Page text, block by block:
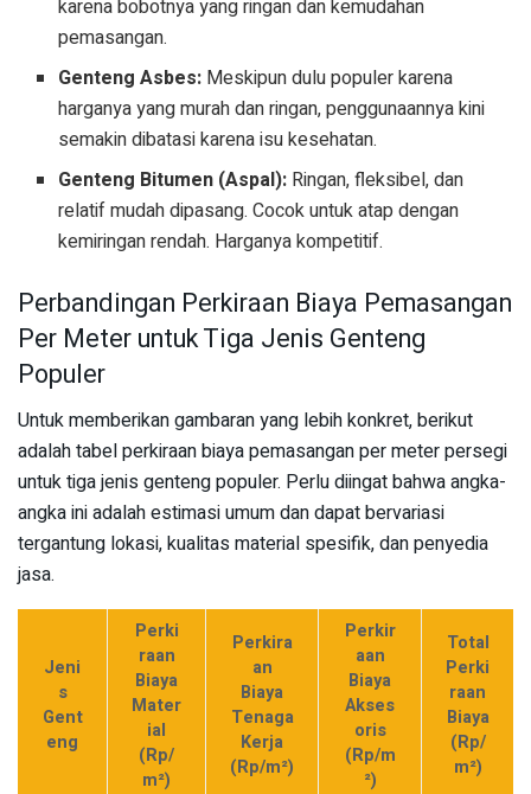
karena bobotnya yang ringan dan kemudahan
pemasangan.
Genteng Asbes: Meskipun dulu populer karena
harganya yang murah dan ringan, penggunaannya kini
semakin dibatasi karena isu kesehatan.
Genteng Bitumen (Aspal): Ringan, fleksibel, dan
relatif mudah dipasang. Cocok untuk atap dengan
kemiringan rendah. Harganya kompetitif.
Perbandingan Perkiraan Biaya Pemasangan
Per Meter untuk Tiga Jenis Genteng
Populer
Untuk memberikan gambaran yang lebih konkret, berikut
adalah tabel perkiraan biaya pemasangan per meter persegi
untuk tiga jenis genteng populer. Perlu diingat bahwa angka-
angka ini adalah estimasi umum dan dapat bervariasi
tergantung lokasi, kualitas material spesifik, dan penyedia
jasa.
Jeni
s
Gent
eng
Perki
raan
Biaya
Mater
ial
(Rp/
m²)
Perkira
an
Biaya
Tenaga
Kerja
(Rp/m²)
Perkir
aan
Biaya
Akses
oris
(Rp/m
²)
Total
Perki
raan
Biaya
(Rp/
m²)